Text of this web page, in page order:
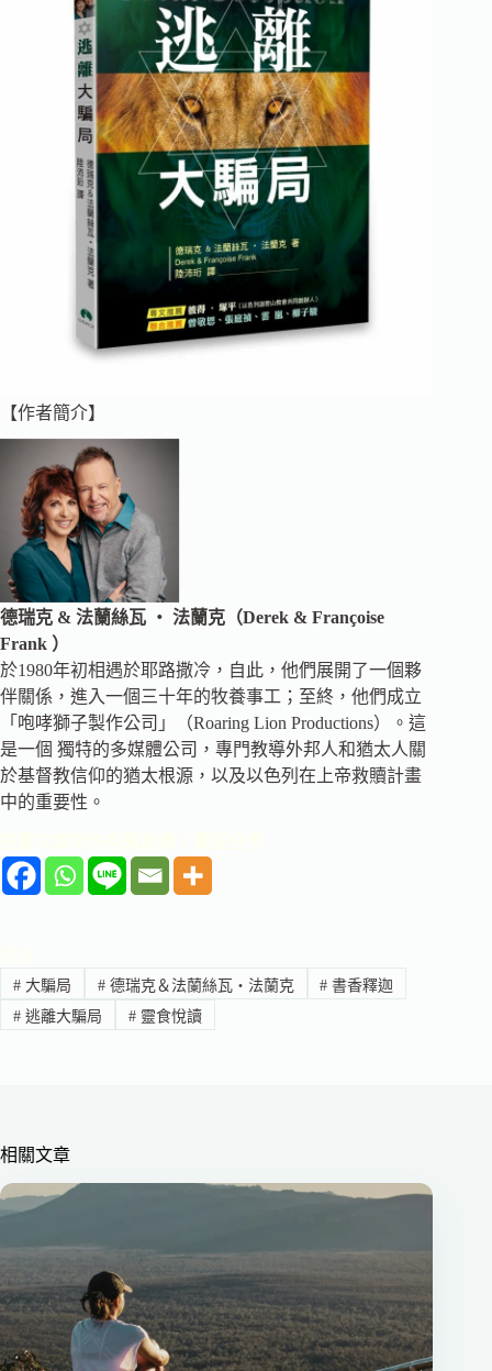
【作者簡介】
德瑞克 & 法蘭絲瓦 ‧ 法蘭克（Derek & Françoise
Frank ）
於1980年初相遇於耶路撒冷，自此，他們展開了一個夥
伴關係，進入一個三十年的牧養事工；至終，他們成立
「咆哮獅子製作公司」（Roaring Lion Productions）。這
是一個 獨特的多媒體公司，專門教導外邦人和猶太人關
於基督教信仰的猶太根源，以及以色列在上帝救贖計畫
中的重要性。
#大騙局 #德瑞克＆法蘭絲瓦‧法蘭克 # 書香釋迦
#逃離大騙局 #靈食悅讀
相關文章